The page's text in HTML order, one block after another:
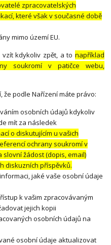
zpracovatelských
které však v současné době
mimo území EU.
kdykoliv zpět, a to například
soukromí v patičce webu,
že podle Nařízení máte právo:
osobních údajů kdykoliv
mít za následek
o diskutujícím u vašich
ochrany soukromí v
slovní žádost (dopis, email)
diskuzních příspěvků.
jaké vaše osobní údaje
k vašim zpracovávaným
jejich kopii
osobních údajů na
osobní údaje aktualizovat